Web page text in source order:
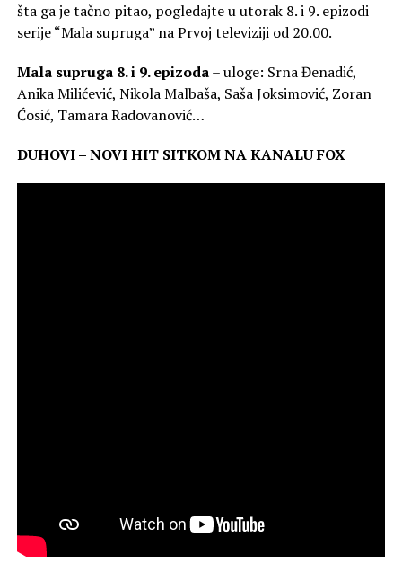
šta ga je tačno pitao, pogledajte u utorak 8. i 9. epizodi
serije “Mala supruga” na Prvoj televiziji od 20.00.
Mala supruga 8. i 9. epizoda– uloge: Srna Đenadić,
Anika Milićević, Nikola Malbaša, Saša Joksimović, Zoran
Ćosić, Tamara Radovanović…
DUHOVI – NOVI HIT SITKOM NA KANALU FOX